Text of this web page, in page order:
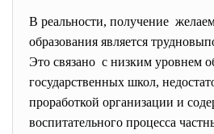
В реальности, получение
образования является
Это связано с низким уровнем
государственных школ,
проработкой организации и
воспитательного процесса